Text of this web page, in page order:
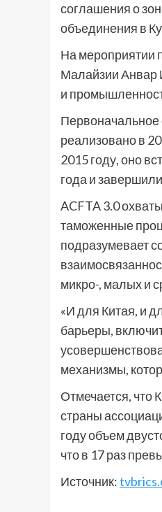
соглашения о
объединения в
На мероприятии
Малайзии Анвар
и
Первоначальное
реализовано в
2015 году, оно
года и
ACFTA 3.0
таможенные
подразумевает
микро-, малых и
«И для Китая, и
барьеры,
механизмы,
Отмечается, что
страны
году объем
что в 17 раз
Источник: